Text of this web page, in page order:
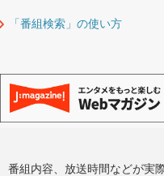
「番組検索」の使い方
番組内容、放送時間などが実